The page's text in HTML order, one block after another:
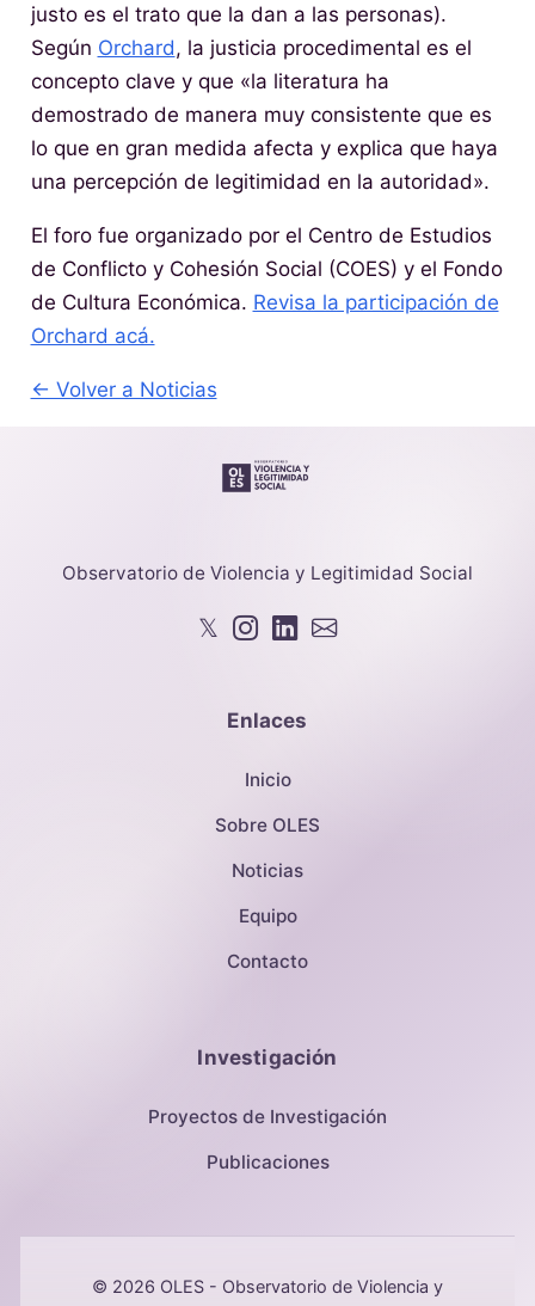
justo es el trato que la dan a las personas).
Según Orchard, la justicia procedimental es el
concepto clave y que «la literatura ha
demostrado de manera muy consistente que es
lo que en gran medida afecta y explica que haya
una percepción de legitimidad en la autoridad».
El foro fue organizado por el Centro de Estudios
de Conflicto y Cohesión Social (COES) y el Fondo
de Cultura Económica. Revisa la participación de
Orchard acá.
← Volver a Noticias
Observatorio de Violencia y Legitimidad Social
𝕏
Enlaces
Inicio
Sobre OLES
Noticias
Equipo
Contacto
Investigación
Proyectos de Investigación
Publicaciones
© 2026 OLES - Observatorio de Violencia y